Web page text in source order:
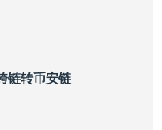
链转币安链